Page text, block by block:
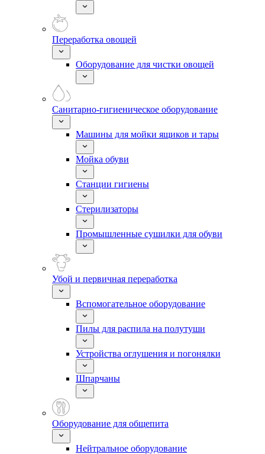
Переработка овощей
Оборудование для чистки овощей
Санитарно-гигиеническое оборудование
Машины для мойки ящиков и тары
Мойка обуви
Станции гигиены
Стерилизаторы
Промышленные сушилки для обуви
Убой и первичная переработка
Вспомогательное оборудование
Пилы для распила на полутуши
Устройства оглушения и погонялки
Шпарчаны
Оборудование для общепита
Нейтральное оборудование